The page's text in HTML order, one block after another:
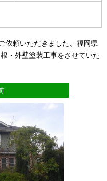
依頼いただきました、福岡県
・外壁塗装工事をさせていた